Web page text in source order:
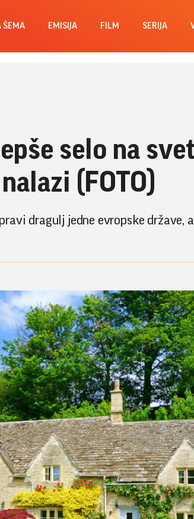
ŠEMA EMISIJA FILM SERIJA
selo na
(FOTO)
dragulj jedne evropske države,